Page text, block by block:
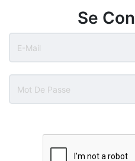
Se